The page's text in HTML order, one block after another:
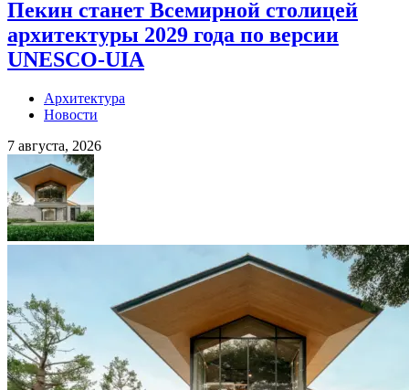
Пекин станет Всемирной столицей
архитектуры 2029 года по версии
UNESCO-UIA
Архитектура
Новости
7 августа, 2026